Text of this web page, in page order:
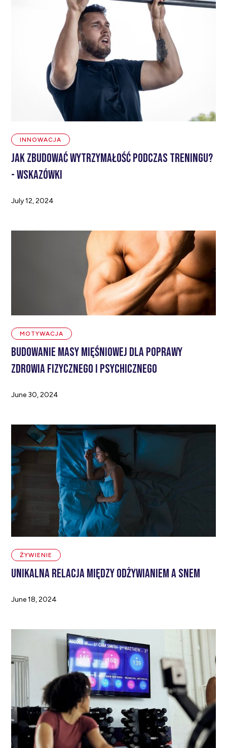
INNOWACJA
JAK ZBUDOWAĆ WYTRZYMAŁOŚĆ PODCZAS TRENINGU?
- WSKAZÓWKI
July 12, 2024
MOTYWACJA
BUDOWANIE MASY MIĘŚNIOWEJ DLA POPRAWY
ZDROWIA FIZYCZNEGO I PSYCHICZNEGO
June 30, 2024
ŻYWIENIE
UNIKALNA RELACJA MIĘDZY ODŻYWIANIEM A SNEM
June 18, 2024